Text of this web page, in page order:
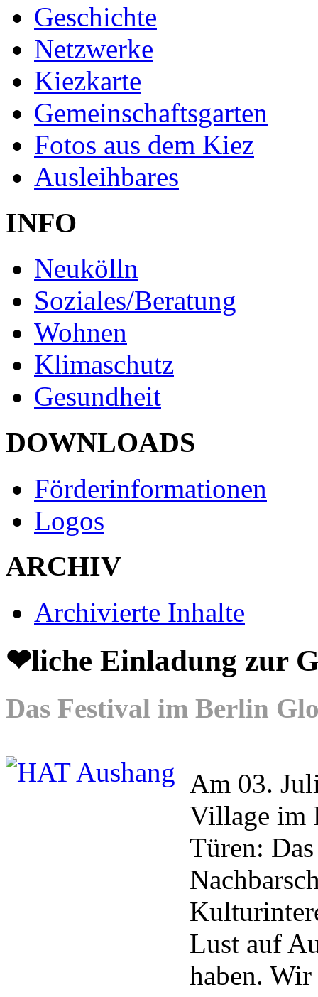
Geschichte
Netzwerke
Kiezkarte
Gemeinschaftsgarten
Fotos aus dem Kiez
Ausleihbares
INFO
Neukölln
Soziales/Beratung
Wohnen
Klimaschutz
Gesundheit
DOWNLOADS
Förderinformationen
Logos
ARCHIV
Archivierte Inhalte
❤liche Einladung zur
Das Festival im Berlin
Am 03.
Village im
Türen:
Lust auf
haben. Wir